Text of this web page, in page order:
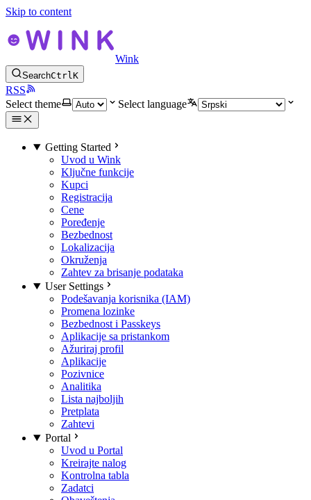
Skip to content
Wink
SearchCtrlK
RSS
Select theme
Select language
Getting Started
Uvod u Wink
Ključne funkcije
Kupci
Registracija
Cene
Poređenje
Bezbednost
Lokalizacija
Okruženja
Zahtev za brisanje podataka
User Settings
Podešavanja korisnika (IAM)
Promena lozinke
Bezbednost i Passkeys
Aplikacije sa pristankom
Ažuriraj profil
Aplikacije
Pozivnice
Analitika
Lista najboljih
Pretplata
Zahtevi
Portal
Uvod u Portal
Kreirajte nalog
Kontrolna tabla
Zadatci